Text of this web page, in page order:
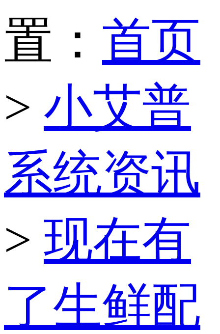
置： 首页
> 小艾普
系统资讯
> 现在有
了生鲜配